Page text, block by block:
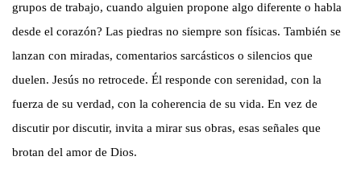
grupos de trabajo, cuando alguien propone algo diferente o habla
desde el corazón? Las piedras no siempre son físicas. También se
lanzan con miradas, comentarios sarcásticos o silencios que
duelen. Jesús no retrocede. Él responde con serenidad, con la
fuerza de su verdad, con la coherencia de su vida. En vez de
discutir por discutir, invita a mirar sus obras, esas señales que
brotan del amor de Dios.